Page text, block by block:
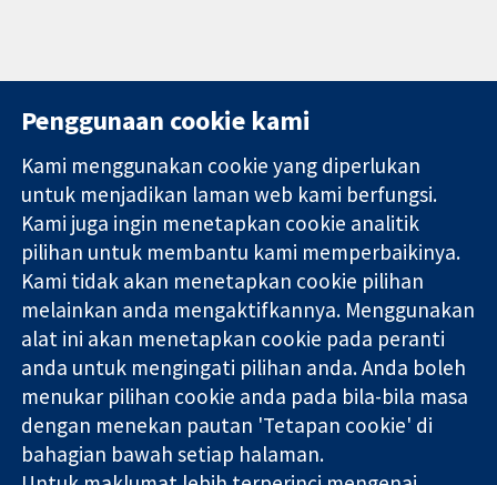
Bukti yang
dipercayai.
keputusan
termaklum
Kesihatan yang
lebih baik
11-13 Cavendish
Square
London
W1G 0AN
United Kingdom
Hubungi kita
Berita
Pejabat
akhbar
Perihal Kami
Pekerjaan
Cochrane
Library
Kolaborasi Cochrane ialah sebuah badan amal (no. 1045921) dan
sebuah syarikat terhad oleh jaminan (no. 03044323) yang
Penggunaan cookie kami
Kami menggunakan cookie yang diperlukan
untuk menjadikan laman web kami berfungsi.
Kami juga ingin menetapkan cookie analitik
pilihan untuk membantu kami memperbaikinya.
Kami tidak akan menetapkan cookie pilihan
melainkan anda mengaktifkannya. Menggunakan
alat ini akan menetapkan cookie pada peranti
anda untuk mengingati pilihan anda. Anda boleh
menukar pilihan cookie anda pada bila-bila masa
dengan menekan pautan 'Tetapan cookie' di
bahagian bawah setiap halaman.